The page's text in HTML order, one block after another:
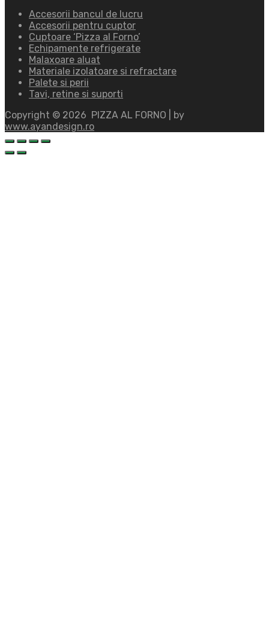
Accesorii bancul de lucru
Accesorii pentru cuptor
Cuptoare ‘Pizza al Forno’
Echipamente refrigerate
Malaxoare aluat
Materiale izolatoare si refractare
Palete si perii
Tavi, retine si suporti
Copyright © 2026 PIZZA AL FORNO | by
www.ayandesign.ro